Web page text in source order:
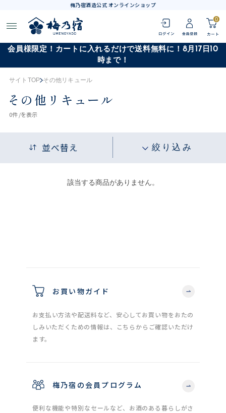
梅乃宿酒造公式 オンラインショップ
0
会員様限定！カートに入れるだけで送料無料に！8月17日10
時まで！
サイトTOP その他リキュール
その他リキュール
0件 /を表示
並べ替え 絞り込み
該当する商品がありません。
お買い物ガイド
お支払い方法や配送料など、安心してお買い物をおたの
しみいただくための情報は、こちらからご確認いただけ
ます。
梅乃宿の会員プログラム
便利な機能や特別なセールなど、お酒のある暮らしがさ